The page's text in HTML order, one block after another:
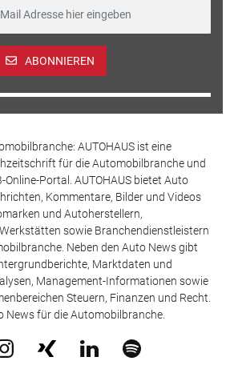
ABONNIEREN
AUTOHAUS ist eine
für die Automobilbranche und
Portal. AUTOHAUS bietet Auto
Kommentare, Bilder und Videos
und Autoherstellern,
sowie Branchendienstleistern
Neben den Auto News gibt
Marktdaten und
Management-Informationen sowie
Steuern, Finanzen und Recht.
News für die Automobilbranche.